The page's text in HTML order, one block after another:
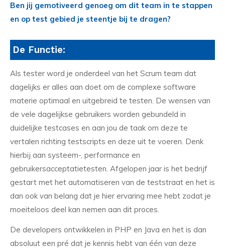
Ben jij gemotiveerd genoeg om dit team in te stappen
en op test gebied je steentje bij te dragen?
De Functie:
Als tester word je onderdeel van het Scrum team dat
dagelijks er alles aan doet om de complexe software
materie optimaal en uitgebreid te testen. De wensen van
de vele dagelijkse gebruikers worden gebundeld in
duidelijke testcases en aan jou de taak om deze te
vertalen richting testscripts en deze uit te voeren. Denk
hierbij aan systeem-, performance en
gebruikersacceptatietesten. Afgelopen jaar is het bedrijf
gestart met het automatiseren van de teststraat en het is
dan ook van belang dat je hier ervaring mee hebt zodat je
moeiteloos deel kan nemen aan dit proces.
De developers ontwikkelen in PHP en Java en het is dan
absoluut een pré dat je kennis hebt van één van deze